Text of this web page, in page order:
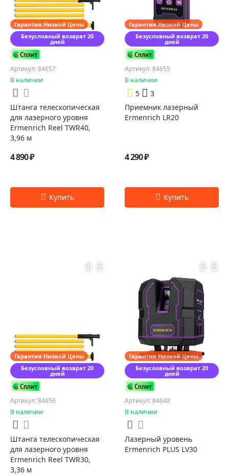
Гарантия Низкой Цены
Безусловный возврат 20
дней
Артикул: 84657
В наличии
Штанга телескопическая
для лазерного уровня
Ermenrich Reel TWR40,
3,96 м
4 890 ₽
Гарантия Низкой Цены
Безусловный возврат 20
дней
Артикул: 84655
В наличии
5
3
Приемник лазерный
Ermenrich LR20
4 290 ₽
Гарантия Низкой Цены
Безусловный возврат 20
дней
Артикул: 84656
В наличии
Штанга телескопическая
для лазерного уровня
Ermenrich Reel TWR30,
3,36 м
Гарантия Низкой Цены
Безусловный возврат 20
дней
Артикул: 84648
В наличии
Лазерный уровень
Ermenrich PLUS LV30